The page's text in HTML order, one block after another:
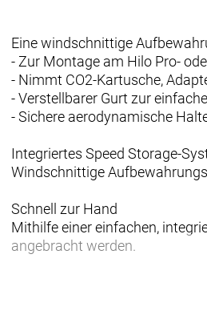
Eine windschnittige
- Zur Montage am Hilo Pro-
- Nimmt CO2-Kartusche,
- Verstellbarer Gurt zur
- Sichere aerodynamische
Integriertes Speed Storage-
Windschnittige
Schnell zur Hand
Mithilfe einer einfachen,
angebracht werden.